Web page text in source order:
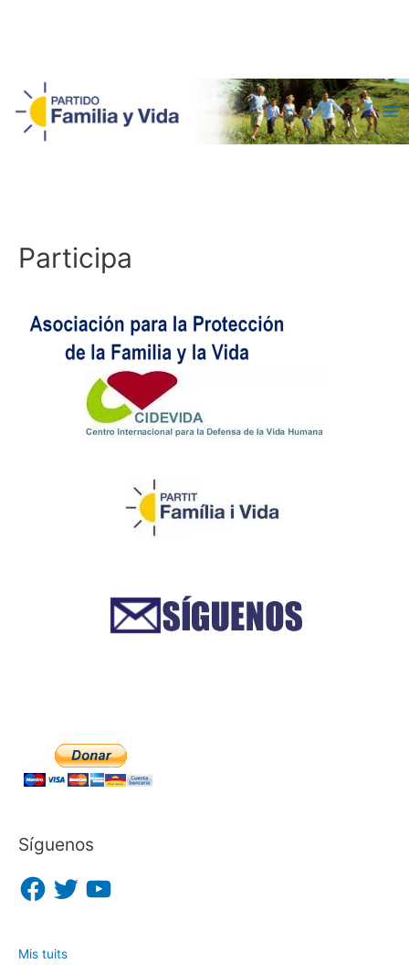
Síguenos
F
a
c
o
k
T
w
r
Y
o
Mis tuits
Participa